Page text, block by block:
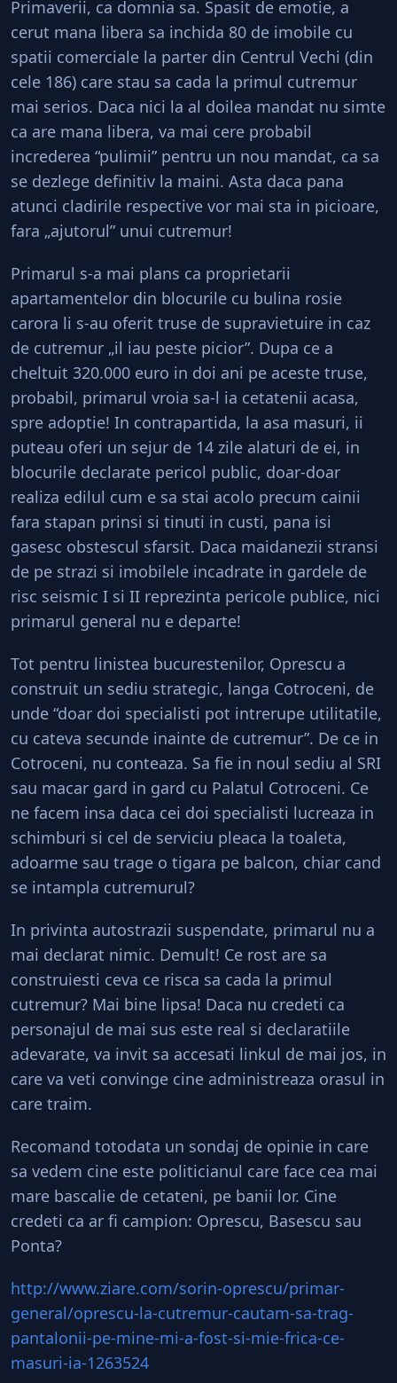
Primaverii, ca domnia sa. Spasit de emotie, a
cerut mana libera sa inchida 80 de imobile cu
spatii comerciale la parter din Centrul Vechi (din
cele 186) care stau sa cada la primul cutremur
mai serios. Daca nici la al doilea mandat nu simte
ca are mana libera, va mai cere probabil
increderea “pulimii” pentru un nou mandat, ca sa
se dezlege definitiv la maini. Asta daca pana
atunci cladirile respective vor mai sta in picioare,
fara „ajutorul” unui cutremur!
Primarul s-a mai plans ca proprietarii
apartamentelor din blocurile cu bulina rosie
carora li s-au oferit truse de supravietuire in caz
de cutremur „il iau peste picior”. Dupa ce a
cheltuit 320.000 euro in doi ani pe aceste truse,
probabil, primarul vroia sa-l ia cetatenii acasa,
spre adoptie! In contrapartida, la asa masuri, ii
puteau oferi un sejur de 14 zile alaturi de ei, in
blocurile declarate pericol public, doar-doar
realiza edilul cum e sa stai acolo precum cainii
fara stapan prinsi si tinuti in custi, pana isi
gasesc obstescul sfarsit. Daca maidanezii stransi
de pe strazi si imobilele incadrate in gardele de
risc seismic I si II reprezinta pericole publice, nici
primarul general nu e departe!
Tot pentru linistea bucurestenilor, Oprescu a
construit un sediu strategic, langa Cotroceni, de
unde “doar doi specialisti pot intrerupe utilitatile,
cu cateva secunde inainte de cutremur”. De ce in
Cotroceni, nu conteaza. Sa fie in noul sediu al SRI
sau macar gard in gard cu Palatul Cotroceni. Ce
ne facem insa daca cei doi specialisti lucreaza in
schimburi si cel de serviciu pleaca la toaleta,
adoarme sau trage o tigara pe balcon, chiar cand
se intampla cutremurul?
In privinta autostrazii suspendate, primarul nu a
mai declarat nimic. Demult! Ce rost are sa
construiesti ceva ce risca sa cada la primul
cutremur? Mai bine lipsa! Daca nu credeti ca
personajul de mai sus este real si declaratiile
adevarate, va invit sa accesati linkul de mai jos, in
care va veti convinge cine administreaza orasul in
care traim.
Recomand totodata un sondaj de opinie in care
sa vedem cine este politicianul care face cea mai
mare bascalie de cetateni, pe banii lor. Cine
credeti ca ar fi campion: Oprescu, Basescu sau
Ponta?
http://www.ziare.com/sorin-oprescu/primar-
general/oprescu-la-cutremur-cautam-sa-trag-
pantalonii-pe-mine-mi-a-fost-si-mie-frica-ce-
masuri-ia-1263524